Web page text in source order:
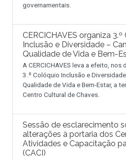
governamentais.
CERCICHAVES organiza
Inclusão e Diversidade –
Qualidade de Vida e Bem-
A CERCICHAVES leva a efeito,
3.º Colóquio Inclusão e
Qualidade de Vida e Bem-Estar, a
Centro Cultural de Chaves.
Sessão de esclarecimento
alterações à portaria dos
Atividades e Capacitação
(CACI)